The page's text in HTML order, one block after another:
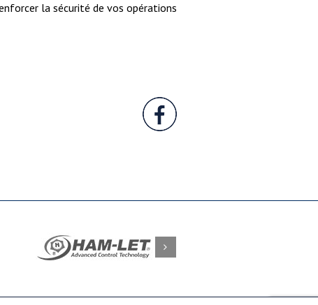
la sécurité de vos opérations